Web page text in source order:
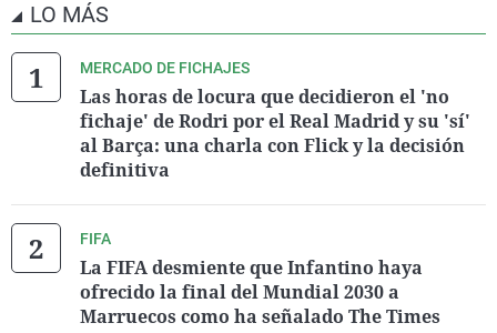
LO MÁS
MERCADO DE FICHAJES
Las horas de locura que decidieron el 'no
fichaje' de Rodri por el Real Madrid y su 'sí'
al Barça: una charla con Flick y la decisión
definitiva
FIFA
La FIFA desmiente que Infantino haya
ofrecido la final del Mundial 2030 a
Marruecos como ha señalado The Times